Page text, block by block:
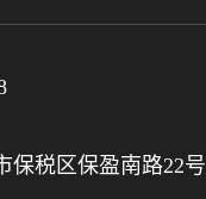
保税区保盈南路22号